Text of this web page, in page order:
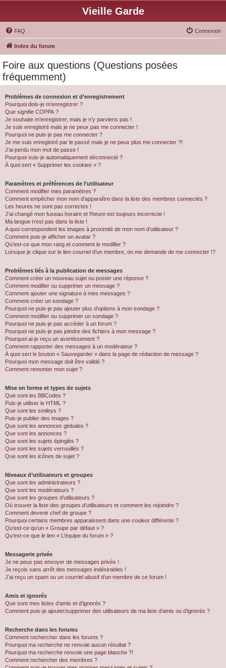
Vieille Garde
FAQ Connexion
Index du forum
Foire aux questions (Questions posées
fréquemment)
Problèmes de connexion et d’enregistrement
Pourquoi dois-je m’enregistrer ?
Que signifie COPPA ?
Je souhaite m’enregistrer, mais je n’y parviens pas !
Je suis enregistré mais je ne peux pas me connecter !
Pourquoi ne puis-je pas me connecter ?
Je me suis enregistré par le passé mais je ne peux plus me connecter ?!
J’ai perdu mon mot de passe !
Pourquoi suis-je automatiquement déconnecté ?
À quoi sert « Supprimer les cookies » ?
Paramètres et préférences de l’utilisateur
Comment modifier mes paramètres ?
Comment empêcher mon nom d’apparaître dans la liste des membres connectés ?
Les heures ne sont pas correctes !
J’ai changé mon fuseau horaire et l’heure est toujours incorrecte !
Ma langue n’est pas dans la liste !
A quoi correspondent les images à proximité de mon nom d’utilisateur ?
Comment puis-je afficher un avatar ?
Qu’est-ce que mon rang et comment le modifier ?
Lorsque je clique sur le lien courrield’un membre, on me demande de me connecter !?
Problèmes liés à la publication de messages
Comment créer un nouveau sujet ou poster une réponse ?
Comment modifier ou supprimer un message ?
Comment ajouter une signature à mes messages ?
Comment créer un sondage ?
Pourquoi ne puis-je pas ajouter plus d’options à mon sondage ?
Comment modifier ou supprimer un sondage ?
Pourquoi ne puis-je pas accéder à un forum ?
Pourquoi ne puis-je pas joindre des fichiers à mon message ?
Pourquoi ai-je reçu un avertissement ?
Comment rapporter des messages à un modérateur ?
À quoi sert le bouton « Sauvegarder » dans la page de rédaction de message ?
Pourquoi mon message doit être validé ?
Comment remonter mon sujet ?
Mise en forme et types de sujets
Que sont les BBCodes ?
Puis-je utiliser le HTML ?
Que sont les smileys ?
Puis-je publier des images ?
Que sont les annonces globales ?
Que sont les annonces ?
Que sont les sujets épinglés ?
Que sont les sujets verrouillés ?
Que sont les icônes de sujet ?
Niveaux d’utilisateurs et groupes
Que sont les administrateurs ?
Que sont les modérateurs ?
Que sont les groupes d’utilisateurs ?
Où trouver la liste des groupes d’utilisateurs et comment les rejoindre ?
Comment devenir chef de groupe ?
Pourquoi certains membres apparaissent dans une couleur différente ?
Qu’est-ce qu’un « Groupe par défaut » ?
Qu’est-ce que le lien « L’équipe du forum » ?
Messagerie privée
Je ne peux pas envoyer de messages privés !
Je reçois sans arrêt des messages indésirables !
J’ai reçu un spam ou un courriel abusif d’un membre de ce forum !
Amis et ignorés
Que sont mes listes d’amis et d’ignorés ?
Comment puis-je ajouter/supprimer des utilisateurs de ma liste d’amis ou d’ignorés ?
Recherche dans les forums
Comment rechercher dans les forums ?
Pourquoi ma recherche ne renvoie aucun résultat ?
Pourquoi ma recherche renvoie une page blanche ?!
Comment rechercher des membres ?